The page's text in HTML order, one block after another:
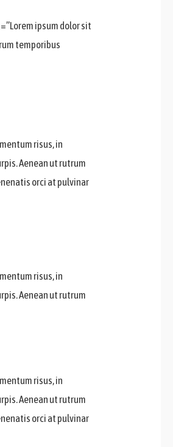
ipsum dolor sit
temporibus
risus, in
Aenean ut rutrum
orci at pulvinar
risus, in
Aenean ut rutrum
risus, in
Aenean ut rutrum
orci at pulvinar